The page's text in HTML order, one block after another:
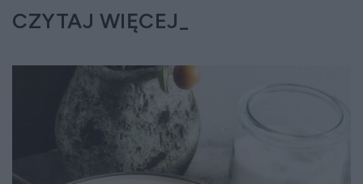
CZYTAJ WIĘCEJ